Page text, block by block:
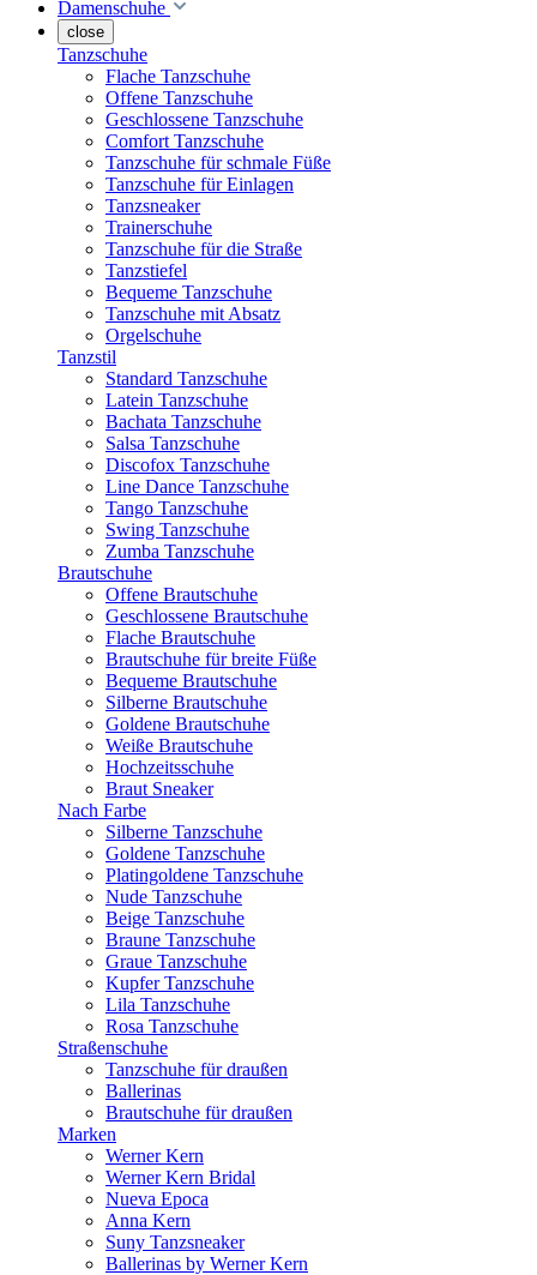
Damenschuhe
close
Tanzschuhe
Flache Tanzschuhe
Offene Tanzschuhe
Geschlossene Tanzschuhe
Comfort Tanzschuhe
Tanzschuhe für schmale Füße
Tanzschuhe für Einlagen
Tanzsneaker
Trainerschuhe
Tanzschuhe für die Straße
Tanzstiefel
Bequeme Tanzschuhe
Tanzschuhe mit Absatz
Orgelschuhe
Tanzstil
Standard Tanzschuhe
Latein Tanzschuhe
Bachata Tanzschuhe
Salsa Tanzschuhe
Discofox Tanzschuhe
Line Dance Tanzschuhe
Tango Tanzschuhe
Swing Tanzschuhe
Zumba Tanzschuhe
Brautschuhe
Offene Brautschuhe
Geschlossene Brautschuhe
Flache Brautschuhe
Brautschuhe für breite Füße
Bequeme Brautschuhe
Silberne Brautschuhe
Goldene Brautschuhe
Weiße Brautschuhe
Hochzeitsschuhe
Braut Sneaker
Nach Farbe
Silberne Tanzschuhe
Goldene Tanzschuhe
Platingoldene Tanzschuhe
Nude Tanzschuhe
Beige Tanzschuhe
Braune Tanzschuhe
Graue Tanzschuhe
Kupfer Tanzschuhe
Lila Tanzschuhe
Rosa Tanzschuhe
Straßenschuhe
Tanzschuhe für draußen
Ballerinas
Brautschuhe für draußen
Marken
Werner Kern
Werner Kern Bridal
Nueva Epoca
Anna Kern
Suny Tanzsneaker
Ballerinas by Werner Kern